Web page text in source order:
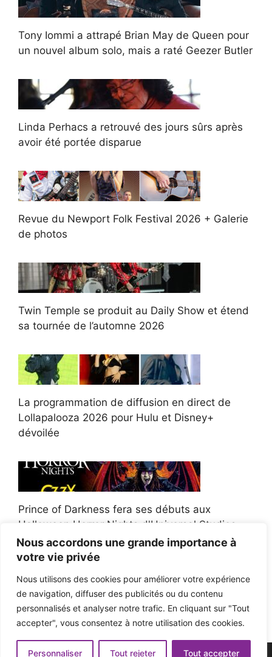
Nous accordons une grande importance à
votre vie privée
Nous utilisons des cookies pour améliorer votre expérience
de navigation, diffuser des publicités ou du contenu
personnalisés et analyser notre trafic. En cliquant sur "Tout
accepter", vous consentez à notre utilisation des cookies.
Personnaliser Tout rejeter Tout accepter
Tony Iommi a attrapé Brian May de Queen pour
un nouvel album solo, mais a raté Geezer Butler
Linda Perhacs a retrouvé des jours sûrs après
avoir été portée disparue
Revue du Newport Folk Festival 2026 + Galerie
de photos
Twin Temple se produit au Daily Show et étend
sa tournée de l’automne 2026
La programmation de diffusion en direct de
Lollapalooza 2026 pour Hulu et Disney+
dévoilée
Prince of Darkness fera ses débuts aux
Halloween Horror Nights d'Universal Studios
Afroman poursuit un policier de l'Ohio après la
victoire du jury en diffamation